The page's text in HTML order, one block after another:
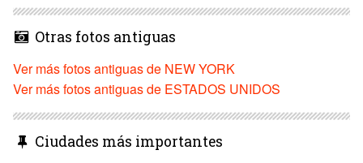
Otras fotos antiguas
Ver más fotos antiguas de NEW YORK
Ver más fotos antiguas de ESTADOS UNIDOS
Ciudades más importantes